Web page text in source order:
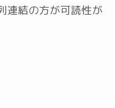
連結の方が可読性が